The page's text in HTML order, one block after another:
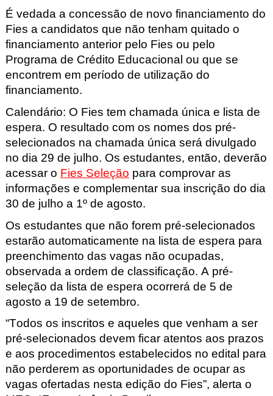
É vedada a concessão de novo financiamento do
Fies a candidatos que não tenham quitado o
financiamento anterior pelo Fies ou pelo
Programa de Crédito Educacional ou que se
encontrem em período de utilização do
financiamento.
Calendário: O Fies tem chamada única e lista de
espera. O resultado com os nomes dos pré-
selecionados na chamada única será divulgado
no dia 29 de julho. Os estudantes, então, deverão
acessar o Fies Seleção para comprovar as
informações e complementar sua inscrição do dia
30 de julho a 1º de agosto.
Os estudantes que não forem pré-selecionados
estarão automaticamente na lista de espera para
preenchimento das vagas não ocupadas,
observada a ordem de classificação. A pré-
seleção da lista de espera ocorrerá de 5 de
agosto a 19 de setembro.
“Todos os inscritos e aqueles que venham a ser
pré-selecionados devem ficar atentos aos prazos
e aos procedimentos estabelecidos no edital para
não perderem as oportunidades de ocupar as
vagas ofertadas nesta edição do Fies”, alerta o